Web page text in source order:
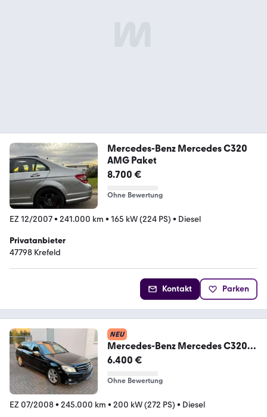
Mercedes-Benz Mercedes C320
AMG Paket
8.700 €
Ohne Bewertung
EZ 12/2007• 241.000 km • 165 kW (224 PS) • Diesel
Privatanbieter
47798 Krefeld
Kontakt Parken
NEU
Mercedes-Benz Mercedes C320
CDI 7G AMG Gewindeiahrwerk L...
6.400 €
Ohne Bewertung
EZ 07/2008• 245.000 km • 200 kW (272 PS) • Diesel